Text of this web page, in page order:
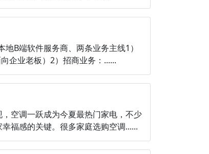
B端软件服务商、两条业务主线1）
企业老板）2）招商业务：......
空调一跃成为今夏最热门家电，不少
福感的关键。很多家庭选购空调......